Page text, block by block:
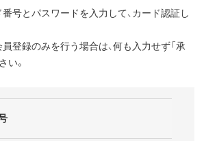
号とパスワードを入力して、カード認証し
登録のみを行う場合は、何も入力せず「承
い。